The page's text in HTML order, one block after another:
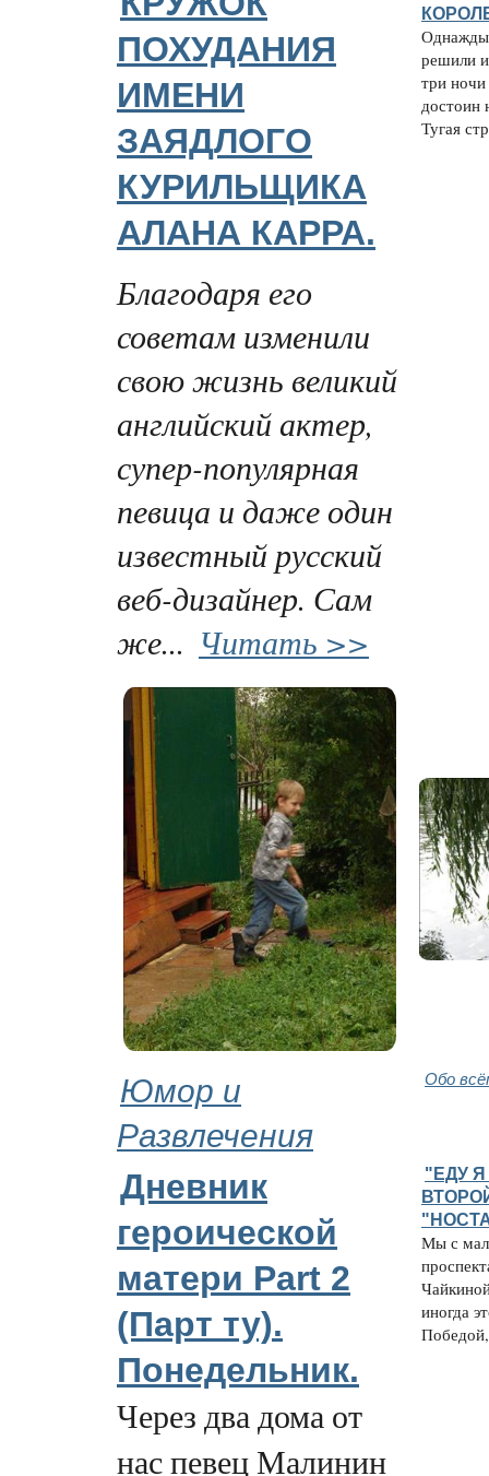
ПОХУДАНИЯ
ИМЕНИ
ЗАЯДЛОГО
КУРИЛЬЩИКА
АЛАНА КАРРА.
Благодаря его
советам изменили
свою жизнь великий
английский актер,
супер-популярная
певица и даже один
известный русский
веб-дизайнер. Сам
же... Читать >>
Однажды
решили
три
достоин
Тугая
Юмор и
Развлечения
Обо
Дневник
героической
матери Part 2
(Парт ту).
Понедельник.
Через два дома от
нас певец Малинин
"ЕДУ
Мы с
иногда